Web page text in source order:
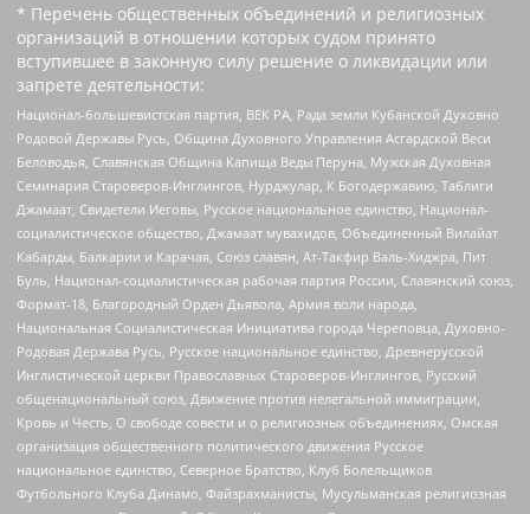
* Перечень общественных объединений и религиозных
организаций в отношении которых судом принято
вступившее в законную силу решение о ликвидации или
запрете деятельности:
Национал-большевистская партия, ВЕК РА, Рада земли Кубанской Духовно
Родовой Державы Русь, Община Духовного Управления Асгардской Веси
Беловодья, Славянская Община Капища Веды Перуна, Мужская Духовная
Семинария Староверов-Инглингов, Нурджулар, К Богодержавию, Таблиги
Джамаат, Свидетели Иеговы, Русское национальное единство, Национал-
социалистическое общество, Джамаат мувахидов, Объединенный Вилайат
Кабарды, Балкарии и Карачая, Союз славян, Ат-Такфир Валь-Хиджра, Пит
Буль, Национал-социалистическая рабочая партия России, Славянский союз,
Формат-18, Благородный Орден Дьявола, Армия воли народа,
Национальная Социалистическая Инициатива города Череповца, Духовно-
Родовая Держава Русь, Русское национальное единство, Древнерусской
Инглистической церкви Православных Староверов-Инглингов, Русский
общенациональный союз, Движение против нелегальной иммиграции,
Кровь и Честь, О свободе совести и о религиозных объединениях, Омская
организация общественного политического движения Русское
национальное единство, Северное Братство, Клуб Болельщиков
Футбольного Клуба Динамо, Файзрахманисты, Мусульманская религиозная